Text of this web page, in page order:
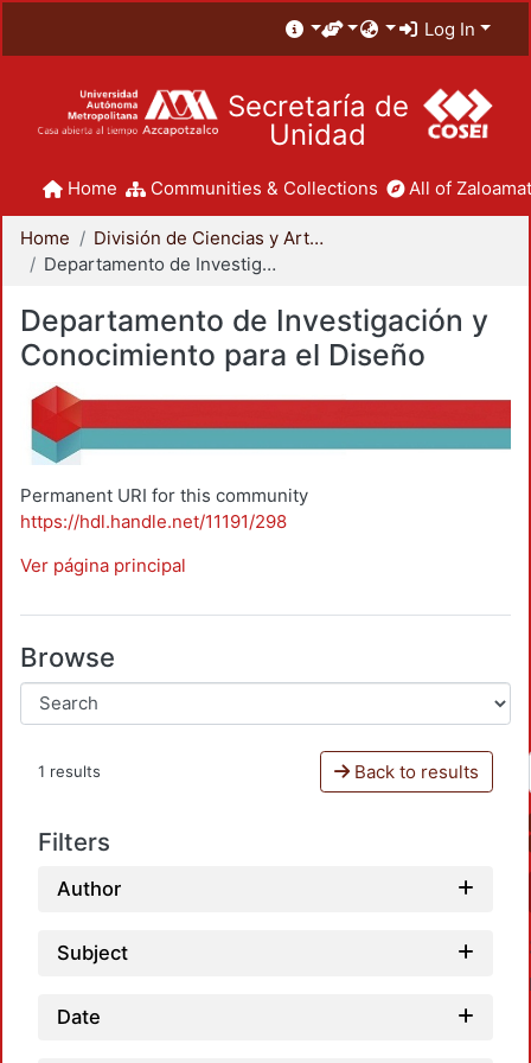
Log In
Secretaría de
Unidad
Home Communities & Collections All of
Home
División de Ciencias y Artes para el Diseño
Departamento de Investigación y Conocimiento para el Diseño
Departamento de Investigación y
Conocimiento para el Diseño
Permanent URI for this community
https://hdl.handle.net/11191/298
Ver página principal
Browse
1 results Back to results
Filters
Author
Subject
Date